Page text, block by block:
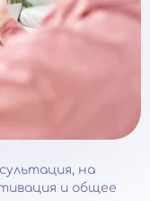
на
и общее